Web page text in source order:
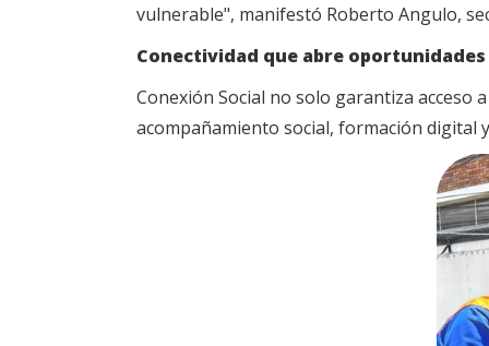
vulnerable", manifestó Roberto Angulo,
Conectividad que abre oportunidades
Conexión Social no solo garantiza
acompañamiento social, formación digital